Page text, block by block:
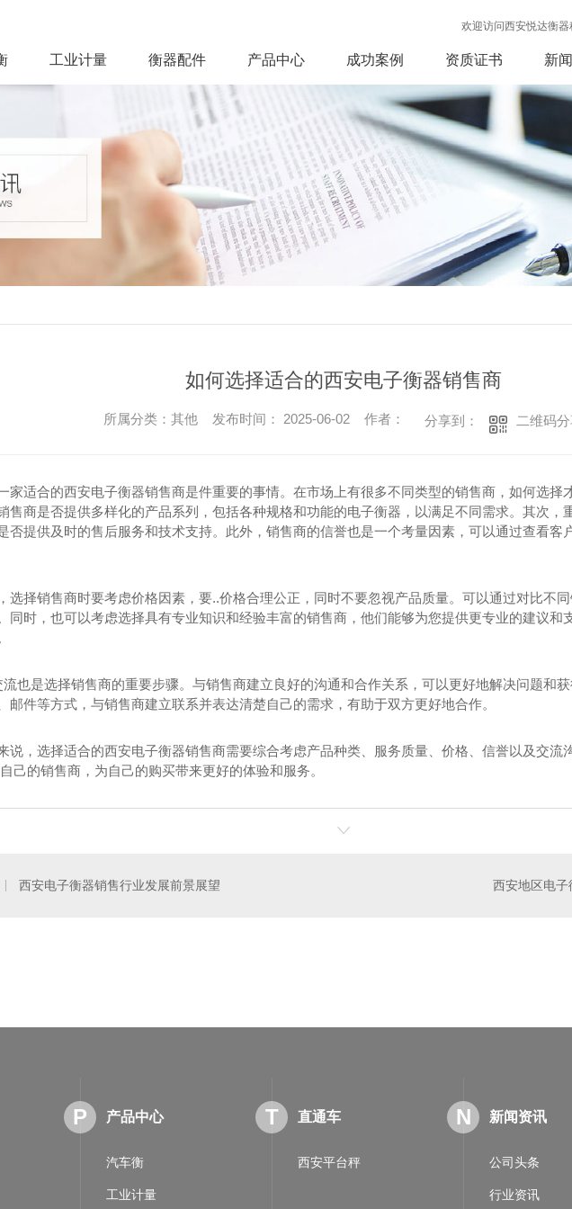
欢迎访问西安悦达衡器
工业计量 衡器配件 产品中心 成功案例 资质证书 新
如何选择适合的西安电子衡器销售商
所属分类：其他 发布时间： 2025-06-02 作者： 分享到： 二维码
家适合的西安电子衡器销售商是件重要的事情。在市场上有很多不同类型的销售商，如何选择
售商是否提供多样化的产品系列，包括各种规格和功能的电子衡器，以满足不同需求。其次，
否提供及时的售后服务和技术支持。此外，销售商的信誉也是一个考量因素，可以通过查看客
选择销售商时要考虑价格因素，要..价格合理公正，同时不要忽视产品质量。可以通过对比不
同时，也可以考虑选择具有专业知识和经验丰富的销售商，他们能够为您提供更专业的建议和
流也是选择销售商的重要步骤。与销售商建立良好的沟通和合作关系，可以更好地解决问题和
邮件等方式，与销售商建立联系并表达清楚自己的需求，有助于双方更好地合作。
说，选择适合的西安电子衡器销售商需要综合考虑产品种类、服务质量、价格、信誉以及交流
己的销售商，为自己的购买带来更好的体验和服务。
西安电子衡器销售行业发展前景展望 西安地区电子
P 产品中心
汽车衡
工业计量
T 直通车
西安平台秤
N 新闻资讯
公司头条
行业资讯